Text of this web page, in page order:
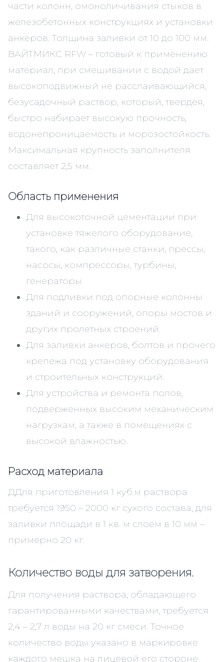
части колонн, омоноличивания стыков в
железобетонных конструкциях и установки
анкеров. Толщина заливки от 10 до 100 мм.
ВАЙТМИКС RFW – готовый к применению
материал, при смешивании с водой дает
высокоподвижный не расслаивающийся,
безусадочный раствор, который, твердея,
быстро набирает высокую прочность,
водонепроницаемость и морозостойкость.
Максимальная крупность заполнителя
составляет 2,5 мм.
Область применения
Для высокоточной цементации при
установке тяжелого оборудование,
такого, как различные станки, прессы,
насосы, компрессоры, турбины,
генераторы.
Для подливки под опорные колонны
зданий и сооружений, опоры мостов и
других пролетных строений.
Для заливки анкеров, болтов и прочего
крепежа под установку оборудования
и строительных конструкций.
Для устройства и ремонта полов,
подверженных высоким механическим
нагрузкам, а также в помещениях с
высокой влажностью.
Расход материала
ДДля приготовления 1 куб.м раствора
требуется 1950 – 2000 кг сухого состава, для
заливки площади в 1 кв. м слоем в 10 мм –
примерно 20 кг.
Количество воды для затворения.
Для получения раствора, обладающего
гарантированными качествами, требуется
2,4 – 2,7 л воды на 20 кг смеси. Точное
количество воды указано в маркировке
каждого мешка на лицевой его стороне